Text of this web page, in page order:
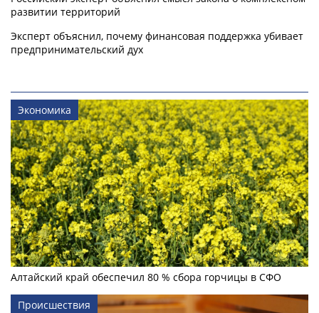
развитии территорий
Эксперт объяснил, почему финансовая поддержка убивает
предпринимательский дух
Экономика
Алтайский край обеспечил 80 % сбора горчицы в СФО
Происшествия